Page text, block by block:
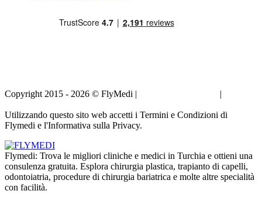
Copyright 2015 - 2026 © FlyMedi |
|
Utilizzando questo sito web accetti i Termini e Condizioni di
Flymedi e l'Informativa sulla Privacy.
Flymedi: Trova le migliori cliniche e medici in Turchia e ottieni una
consulenza gratuita. Esplora chirurgia plastica, trapianto di capelli,
odontoiatria, procedure di chirurgia bariatrica e molte altre specialità
con facilità.